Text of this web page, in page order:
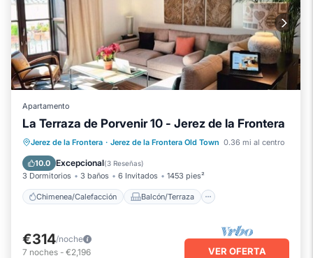
Apartamento
La Terraza de Porvenir 10 - Jerez de la Frontera
Jerez de la Frontera · Jerez de la Frontera Old Town 0.36 mi al centro
10.0 Excepcional(3 Reseñas)
3 Dormitorios 3 baños 6 Invitados 1453 pies²
Chimenea/Calefacción Balcón/Terraza
Chimenea/Calefacción
Balcón/Terraza
Se admiten mascotas
€314/noche
7 noches - €2,196 VER OFERTA